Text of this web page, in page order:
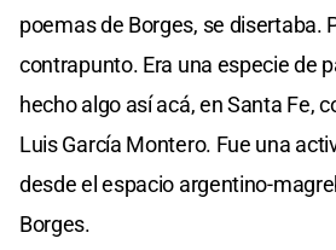
poemas de Borges, se disertaba.
contrapunto. Era una especie de
hecho algo así acá, en Santa Fe,
Luis García Montero. Fue una
desde el espacio argentino-
Borges.